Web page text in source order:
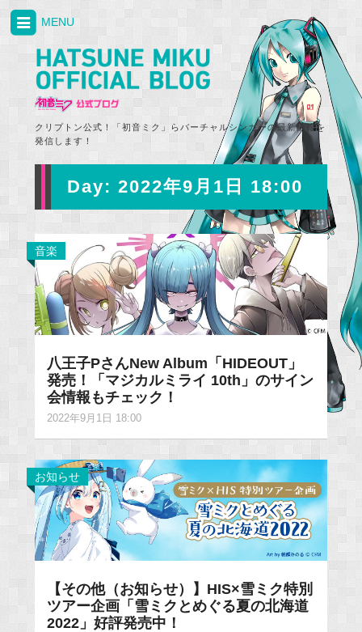
クリプトン公式！「初音ミク」らバーチャルシンガーの最新情報を
発信します！
MENU
Day: 2022年9月1日 18:00
音楽
八王子PさんNew Album「HIDEOUT」
発売！「マジカルミライ 10th」のサイン
会情報もチェック！
2022年9月1日 18:00
お知らせ
【その他（お知らせ）】HIS×雪ミク特別
ツアー企画「雪ミクとめぐる夏の北海道
2022」好評発売中！